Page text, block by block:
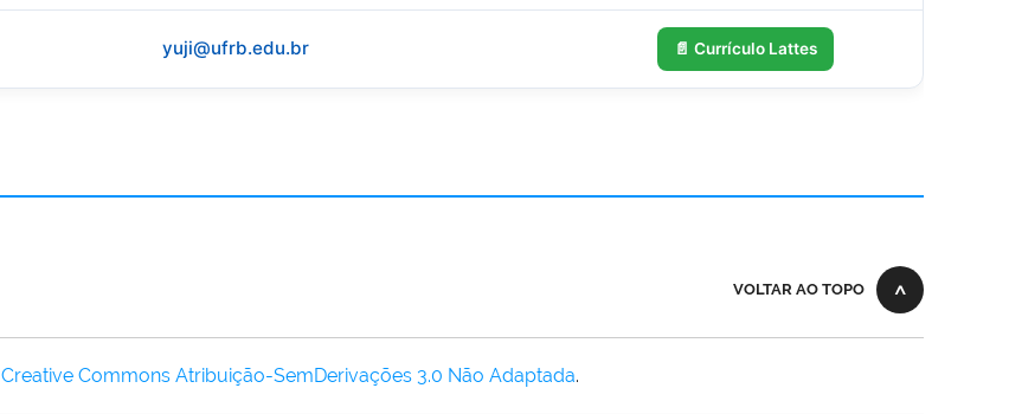
yuji@ufrb.edu.br 📄 Currículo Lattes
VOLTAR AO TOPO
Creative Commons Atribuição-SemDerivações 3.0 Não Adaptada.